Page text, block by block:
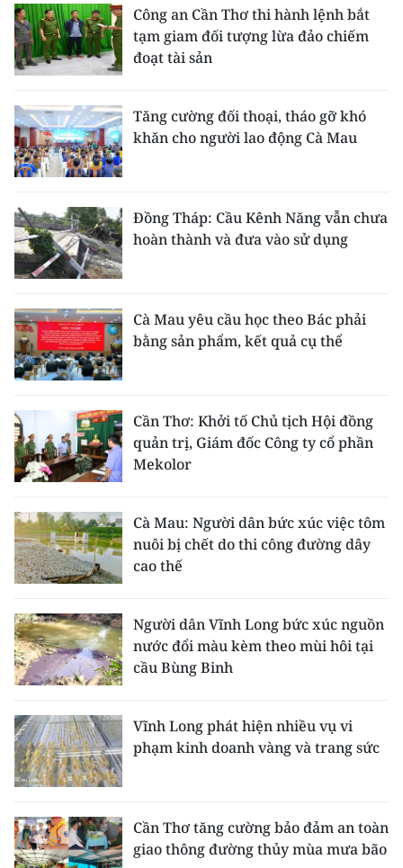
Công an Cần Thơ thi hành lệnh bắt
tạm giam đối tượng lừa đảo chiếm
đoạt tài sản
Tăng cường đối thoại, tháo gỡ khó
khăn cho người lao động Cà Mau
Đồng Tháp: Cầu Kênh Năng vẫn chưa
hoàn thành và đưa vào sử dụng
Cà Mau yêu cầu học theo Bác phải
bằng sản phẩm, kết quả cụ thể
Cần Thơ: Khởi tố Chủ tịch Hội đồng
quản trị, Giám đốc Công ty cổ phần
Mekolor
Cà Mau: Người dân bức xúc việc tôm
nuôi bị chết do thi công đường dây
cao thế
Người dân Vĩnh Long bức xúc nguồn
nước đổi màu kèm theo mùi hôi tại
cầu Bùng Binh
Vĩnh Long phát hiện nhiều vụ vi
phạm kinh doanh vàng và trang sức
Cần Thơ tăng cường bảo đảm an toàn
giao thông đường thủy mùa mưa bão